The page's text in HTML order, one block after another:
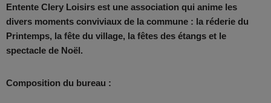
Entente Clery Loisirs est une association qui anime les
divers moments conviviaux de la commune : la réderie du
Printemps, la fête du village, la fêtes des étangs et le
spectacle de Noël.
Composition du bureau :